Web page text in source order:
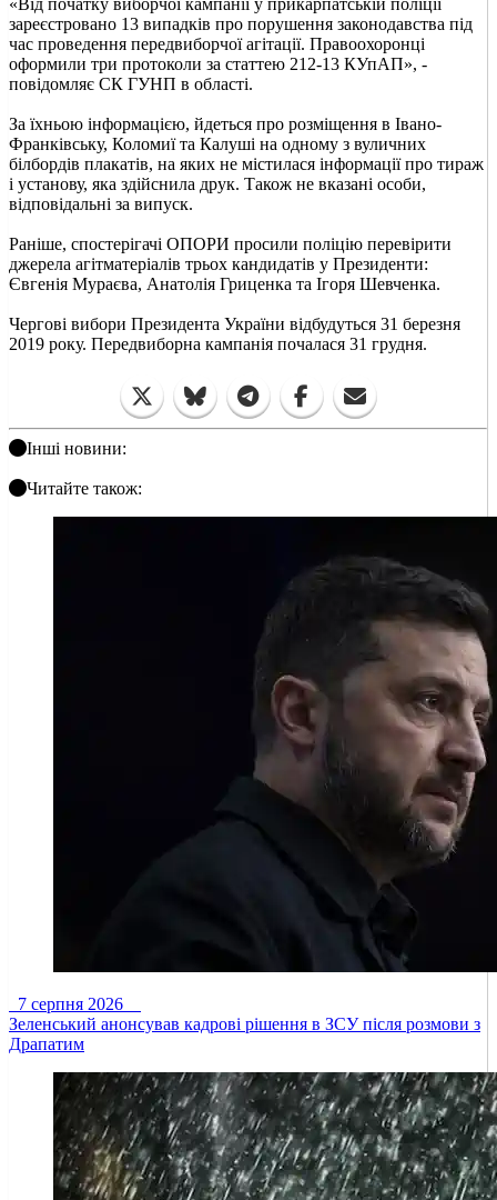
зареєстровано 13 випадків про порушення законодавства під
час проведення передвиборчої агітації. Правоохоронці
оформили три протоколи за статтею 212-13 КУпАП», -
повідомляє СК ГУНП в області.
За їхньою інформацією, йдеться про розміщення в Івано-
Франківську, Коломиї та Калуші на одному з вуличних
білбордів плакатів, на яких не містилася інформації про тираж
і установу, яка здійснила друк. Також не вказані особи,
відповідальні за випуск.
Раніше, спостерігачі ОПОРИ просили поліцію перевірити
джерела агітматеріалів трьох кандидатів у Президенти:
Євгенія Мураєва, Анатолія Гриценка та Ігоря Шевченка.
Чергові вибори Президента України відбудуться 31 березня
2019 року. Передвиборна кампанія почалася 31 грудня.
Інші новини:
Читайте також:
7 серпня 2026
Зеленський анонсував кадрові рішення в ЗСУ після розмови з
Драпатим